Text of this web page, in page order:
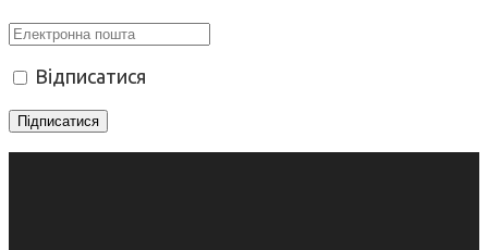
Відписатися